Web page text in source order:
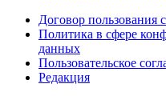
Договор пользования
Политика в сфере
данных
Пользовательское
Редакция